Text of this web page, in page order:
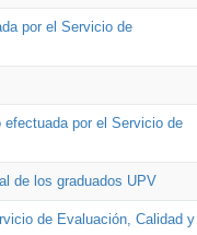
por el Servicio de
por el Servicio de
de los graduados UPV
de Evaluación, Calidad y